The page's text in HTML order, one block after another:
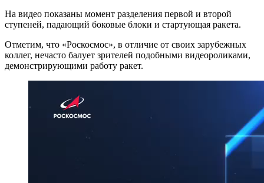
На видео показаны момент разделения первой и второй
ступеней, падающий боковые блоки и стартующая ракета.
Отметим, что «Роскосмос», в отличие от своих зарубежных
коллег, нечасто балует зрителей подобными видеороликами,
демонстрирующими работу ракет.